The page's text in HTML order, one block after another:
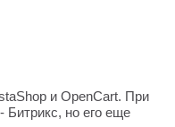
и OpenCart. При
Битрикс, но его еще